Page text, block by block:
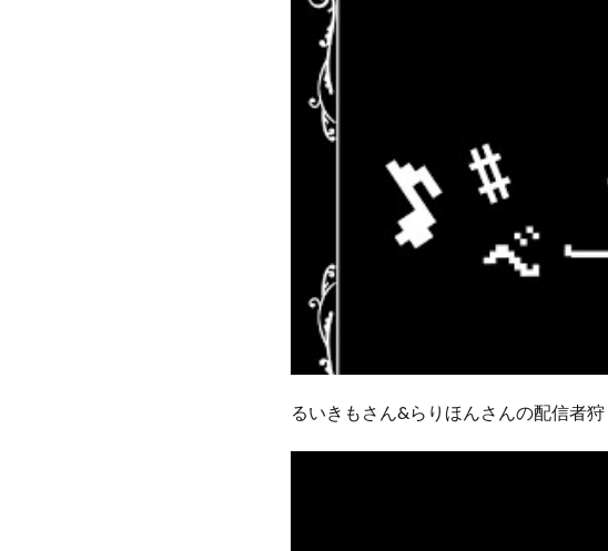
るいきもさん&らりほんさんの配信者狩